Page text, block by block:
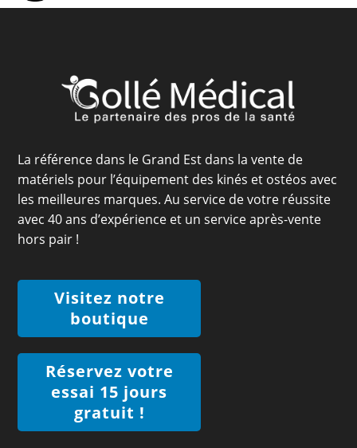
La référence dans le Grand Est dans la vente de
matériels pour l’équipement des kinés et ostéos avec
les meilleures marques. Au service de votre réussite
avec 40 ans d’expérience et un service après-vente
hors pair !
Visitez notre
boutique
Réservez votre
essai 15 jours
gratuit !